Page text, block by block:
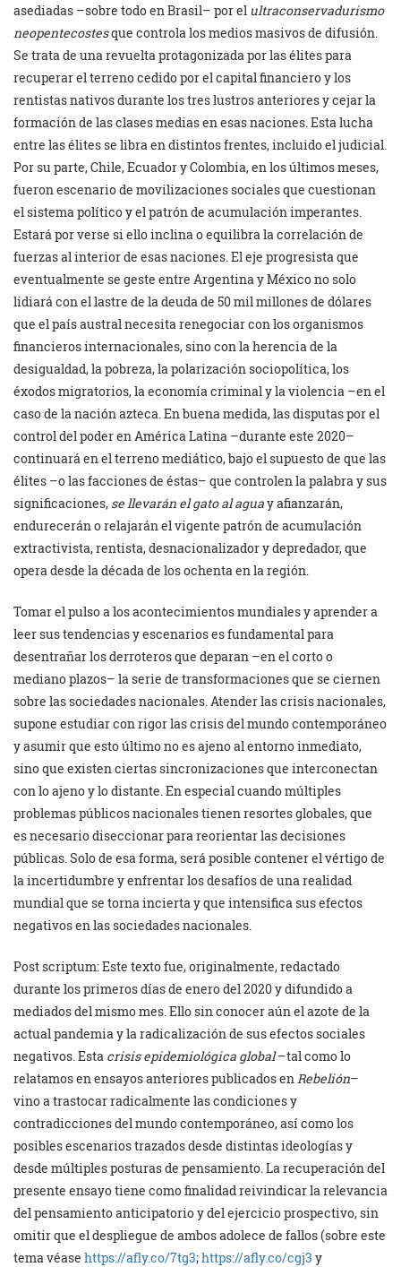
asediadas –sobre todo en Brasil– por el ultraconservadurismo
neopentecostesque controla los medios masivos de difusión.
Se trata de una revuelta protagonizada por las élites para
recuperar el terreno cedido por el capital financiero y los
rentistas nativos durante los tres lustros anteriores y cejar la
formación de las clases medias en esas naciones. Esta lucha
entre las élites se libra en distintos frentes, incluido el judicial.
Por su parte, Chile, Ecuador y Colombia, en los últimos meses,
fueron escenario de movilizaciones sociales que cuestionan
el sistema político y el patrón de acumulación imperantes.
Estará por verse si ello inclina o equilibra la correlación de
fuerzas al interior de esas naciones. El eje progresista que
eventualmente se geste entre Argentina y México no solo
lidiará con el lastre de la deuda de 50 mil millones de dólares
que el país austral necesita renegociar con los organismos
financieros internacionales, sino con la herencia de la
desigualdad, la pobreza, la polarización sociopolítica, los
éxodos migratorios, la economía criminal y la violencia –en el
caso de la nación azteca. En buena medida, las disputas por el
control del poder en América Latina –durante este 2020–
continuará en el terreno mediático, bajo el supuesto de que las
élites –o las facciones de éstas– que controlen la palabra y sus
significaciones, se llevarán el gato al aguay afianzarán,
endurecerán o relajarán el vigente patrón de acumulación
extractivista, rentista, desnacionalizador y depredador, que
opera desde la década de los ochenta en la región.
Tomar el pulso a los acontecimientos mundiales y aprender a
leer sus tendencias y escenarios es fundamental para
desentrañar los derroteros que deparan –en el corto o
mediano plazos– la serie de transformaciones que se ciernen
sobre las sociedades nacionales. Atender las crisis nacionales,
supone estudiar con rigor las crisis del mundo contemporáneo
y asumir que esto último no es ajeno al entorno inmediato,
sino que existen ciertas sincronizaciones que interconectan
con lo ajeno y lo distante. En especial cuando múltiples
problemas públicos nacionales tienen resortes globales, que
es necesario diseccionar para reorientar las decisiones
públicas. Solo de esa forma, será posible contener el vértigo de
la incertidumbre y enfrentar los desafíos de una realidad
mundial que se torna incierta y que intensifica sus efectos
negativos en las sociedades nacionales.
Post scriptum: Este texto fue, originalmente, redactado
durante los primeros días de enero del 2020 y difundido a
mediados del mismo mes. Ello sin conocer aún el azote de la
actual pandemia y la radicalización de sus efectos sociales
negativos. Esta crisis epidemiológica global–tal como lo
relatamos en ensayos anteriores publicados enRebelión–
vino a trastocar radicalmente las condiciones y
contradicciones del mundo contemporáneo, así como los
posibles escenarios trazados desde distintas ideologías y
desde múltiples posturas de pensamiento. La recuperación del
presente ensayo tiene como finalidad reivindicar la relevancia
del pensamiento anticipatorio y del ejercicio prospectivo, sin
omitir que el despliegue de ambos adolece de fallos (sobre este
tema véase https://afly.co/7tg3;https://afly.co/cgj3 y